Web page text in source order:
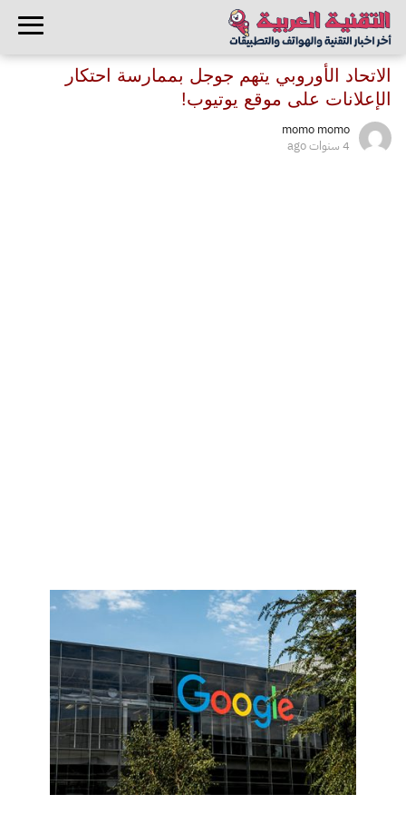
الاتحاد الأوروبي يتهم جوجل بممارسة احتكار
الإعلانات على موقع يوتيوب!
momo momo
4 سنوات ago